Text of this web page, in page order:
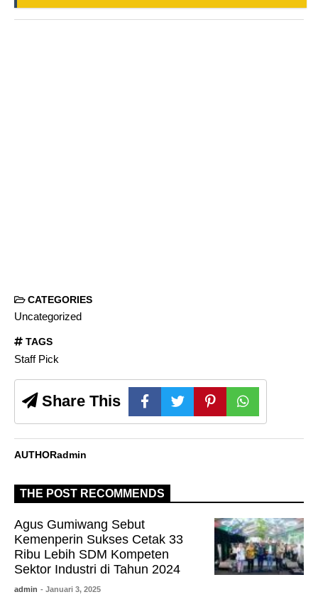
CATEGORIES
Uncategorized
TAGS
Staff Pick
Share This
AUTHORadmin
THE POST RECOMMENDS
Agus Gumiwang Sebut
Kemenperin Sukses Cetak 33
Ribu Lebih SDM Kompeten
Sektor Industri di Tahun 2024
admin - Januari 3, 2025